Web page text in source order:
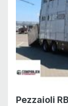
Pezzaioli